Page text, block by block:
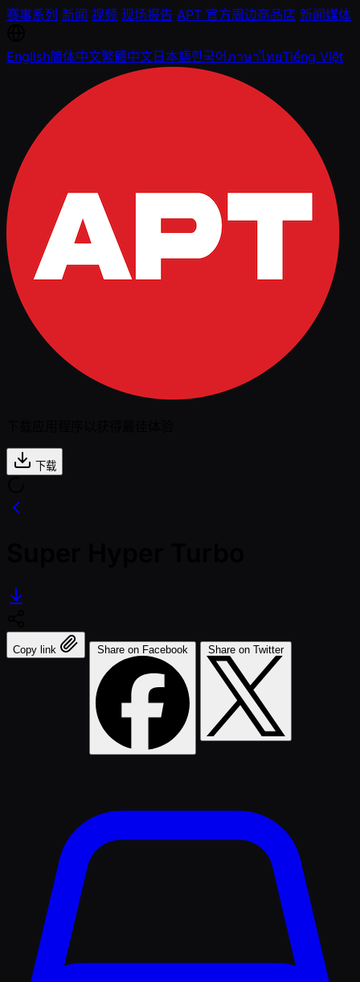
赛事系列 新闻 视频 现场报告 APT 官方周边商品店 新闻媒体
English简体中文繁體中文日本語한국어ภาษาไทยTiếng Việt
下载
Copy link Share on Facebook Share on Twitter